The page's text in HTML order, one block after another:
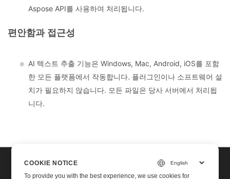
Aspose API를 사용하여 처리됩니다.
편안함과 접근성
AI 텍스트 추출 기능은 Windows, Mac, Android, iOS를 포함
한 모든 플랫폼에서 작동합니다. 플러그인이나 소프트웨어 설
치가 필요하지 않습니다. 모든 파일은 당사 서버에서 처리됩
니다.
COOKIE NOTICE
To provide you with the best experience, we use cookies for